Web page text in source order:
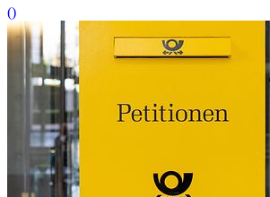
()